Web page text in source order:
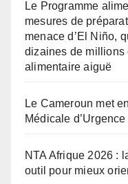
Le Programme
mesures de
menace d’El Niño,
dizaines de millions
alimentaire aiguë
Le Cameroun met
Médicale
NTA Afrique 2026 :
outil pour mieux